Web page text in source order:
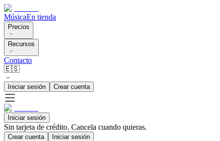
MúsicaEn tienda
Precios
Recursos
Contacto
🇪🇸
Iniciar sesión Crear cuenta
Iniciar sesión
Sin tarjeta de crédito. Cancela cuando quieras.
Crear cuenta Iniciar sesión